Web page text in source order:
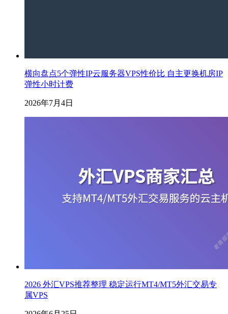
横向盘点5个弹性IP云服务器VPS性价比 自主更换机房IP
弹性小时计费
2026年7月4日
2026 外汇VPS推荐整理 稳定运行MT4/MT5外汇交易专
属VPS